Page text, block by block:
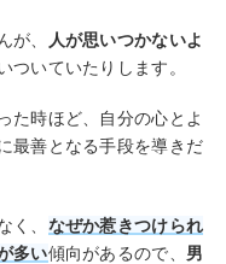
が、
人が思いつかないよ
ついていたりします。
た時ほど、自分の心とよ
最善となる手段を導きだ
く、 なぜか惹きつけられ
多い傾向があるので、 男